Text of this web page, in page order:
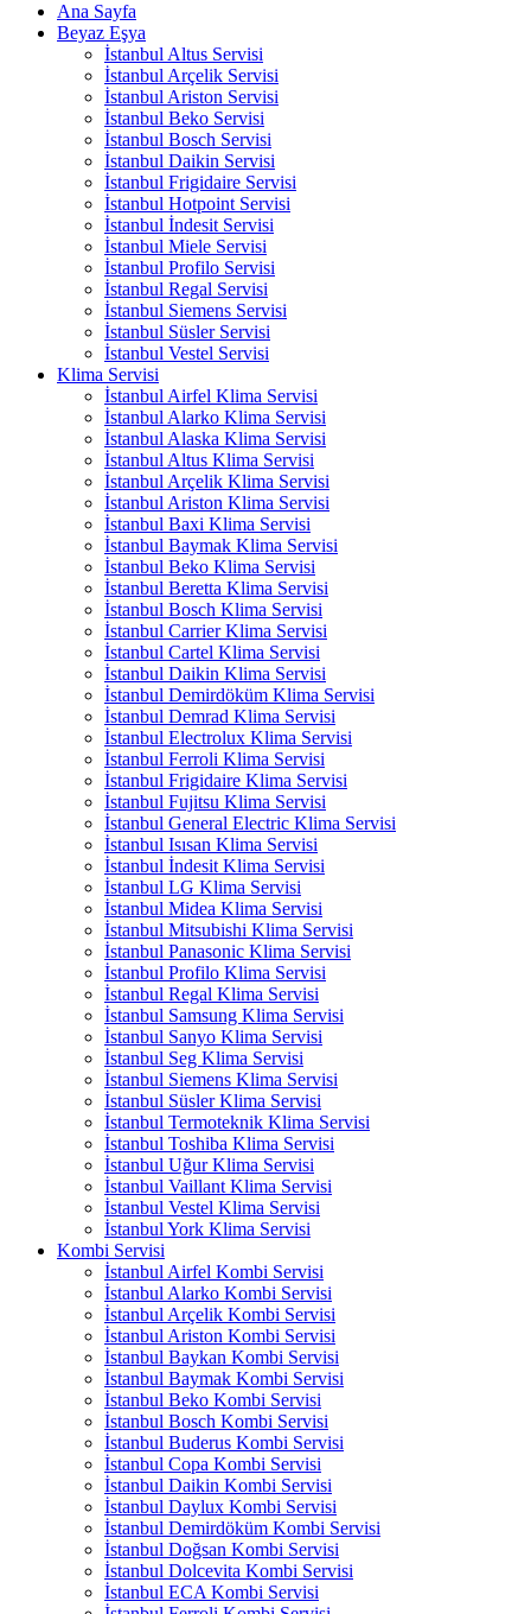
Ana Sayfa
Beyaz Eşya
İstanbul Altus Servisi
İstanbul Arçelik Servisi
İstanbul Ariston Servisi
İstanbul Beko Servisi
İstanbul Bosch Servisi
İstanbul Daikin Servisi
İstanbul Frigidaire Servisi
İstanbul Hotpoint Servisi
İstanbul İndesit Servisi
İstanbul Miele Servisi
İstanbul Profilo Servisi
İstanbul Regal Servisi
İstanbul Siemens Servisi
İstanbul Süsler Servisi
İstanbul Vestel Servisi
Klima Servisi
İstanbul Airfel Klima Servisi
İstanbul Alarko Klima Servisi
İstanbul Alaska Klima Servisi
İstanbul Altus Klima Servisi
İstanbul Arçelik Klima Servisi
İstanbul Ariston Klima Servisi
İstanbul Baxi Klima Servisi
İstanbul Baymak Klima Servisi
İstanbul Beko Klima Servisi
İstanbul Beretta Klima Servisi
İstanbul Bosch Klima Servisi
İstanbul Carrier Klima Servisi
İstanbul Cartel Klima Servisi
İstanbul Daikin Klima Servisi
İstanbul Demirdöküm Klima Servisi
İstanbul Demrad Klima Servisi
İstanbul Electrolux Klima Servisi
İstanbul Ferroli Klima Servisi
İstanbul Frigidaire Klima Servisi
İstanbul Fujitsu Klima Servisi
İstanbul General Electric Klima Servisi
İstanbul Isısan Klima Servisi
İstanbul İndesit Klima Servisi
İstanbul LG Klima Servisi
İstanbul Midea Klima Servisi
İstanbul Mitsubishi Klima Servisi
İstanbul Panasonic Klima Servisi
İstanbul Profilo Klima Servisi
İstanbul Regal Klima Servisi
İstanbul Samsung Klima Servisi
İstanbul Sanyo Klima Servisi
İstanbul Seg Klima Servisi
İstanbul Siemens Klima Servisi
İstanbul Süsler Klima Servisi
İstanbul Termoteknik Klima Servisi
İstanbul Toshiba Klima Servisi
İstanbul Uğur Klima Servisi
İstanbul Vaillant Klima Servisi
İstanbul Vestel Klima Servisi
İstanbul York Klima Servisi
Kombi Servisi
İstanbul Airfel Kombi Servisi
İstanbul Alarko Kombi Servisi
İstanbul Arçelik Kombi Servisi
İstanbul Ariston Kombi Servisi
İstanbul Baykan Kombi Servisi
İstanbul Baymak Kombi Servisi
İstanbul Beko Kombi Servisi
İstanbul Bosch Kombi Servisi
İstanbul Buderus Kombi Servisi
İstanbul Copa Kombi Servisi
İstanbul Daikin Kombi Servisi
İstanbul Daylux Kombi Servisi
İstanbul Demirdöküm Kombi Servisi
İstanbul Doğsan Kombi Servisi
İstanbul Dolcevita Kombi Servisi
İstanbul ECA Kombi Servisi